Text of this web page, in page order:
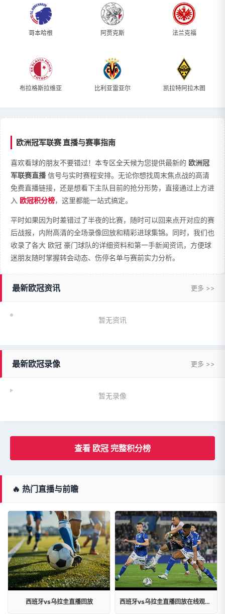
哥本哈根 阿贾克斯 法兰克福
布拉格斯拉维亚 比利亚雷亚尔 凯拉特阿拉木图
欧洲冠军联赛 直播与赛事指南
喜欢看球的朋友不要错过！本专区全天候为您提供最新的 欧洲冠
军联赛直播 信号与实时赛程安排。无论你想找周末焦点战的高清
免费直播链接，还是想看下主队目前的抢分形势，直接通过上方进
入 欧冠积分榜，这里都能一站式搞定。
平时如果因为时差错过了半夜的比赛，随时可以回来点开对应的赛
后战报，内附高清的全场录像回放和精彩进球集锦。同时，我们也
收录了各大 欧冠 豪门球队的详细资料和第一手新闻资讯，方便球
迷朋友随时掌握转会动态、伤停名单与赛前实力分析。
最新欧冠资讯 更多 >>
暂无资讯
最新欧冠录像 更多 >>
暂无录像
查看 欧冠 完整积分榜
🔥 热门直播与前瞻
西班牙vs乌拉圭直播回放 西班牙vs乌拉圭直播回放在线观看视频